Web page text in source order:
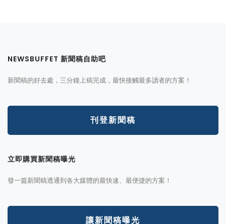
NEWSBUFFET 新聞稿自助吧
新聞稿的好去處，三分鐘上稿完成，最快接觸最多讀者的方案！
刊登新聞稿
立即購買新聞稿曝光
發一篇新聞稿透通到各大媒體的最快速、最便捷的方案！
讓新聞稿曝光